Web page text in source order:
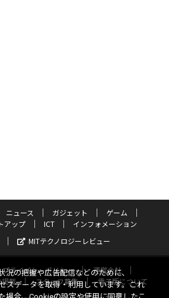
ニュース ガジェット
ゲーム
アップ ICT
インフォメーション
MITテクノロジーレビュー
プライバシーポリシー
運営会社
載 スタッフ募集
電子版について
況の把握や広告配信などのために、
スデータを取得・利用しています。これ